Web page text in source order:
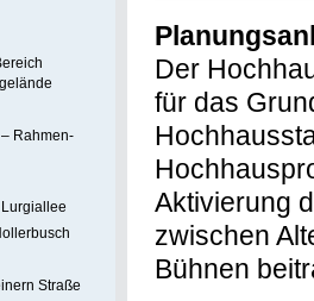
Rahmen-
Straße
Der
für das
Aktivierung
zwischen
Bühnen